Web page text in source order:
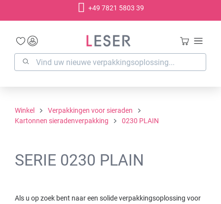
+49 7821 5803 39
Winkel
Verpakkingen voor sieraden
Kartonnen sieradenverpakking
0230 PLAIN
SERIE 0230 PLAIN
Als u op zoek bent naar een solide verpakkingsoplossing voor